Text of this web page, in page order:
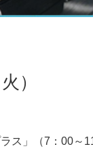
）
ス」（7：00～